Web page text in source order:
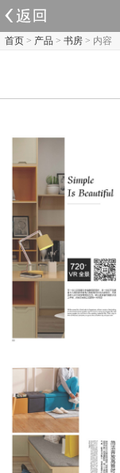
首页 > 产品 > 书房 > 内容